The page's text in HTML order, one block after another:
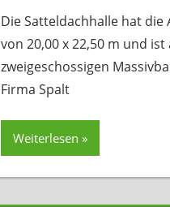
Die Satteldachhalle hat die
von 20,00 x 22,50 m und ist
zweigeschossigen
Firma Spalt
Weiterlesen